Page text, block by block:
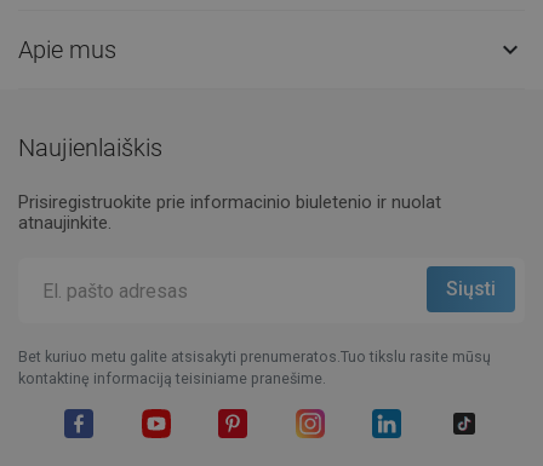
Apie mus 
Naujienlaiškis
Prisiregistruokite prie informacinio biuletenio ir nuolat
atnaujinkite.
Bet kuriuo metu galite atsisakyti prenumeratos.Tuo tikslu rasite mūsų
kontaktinę informaciją teisiniame pranešime.